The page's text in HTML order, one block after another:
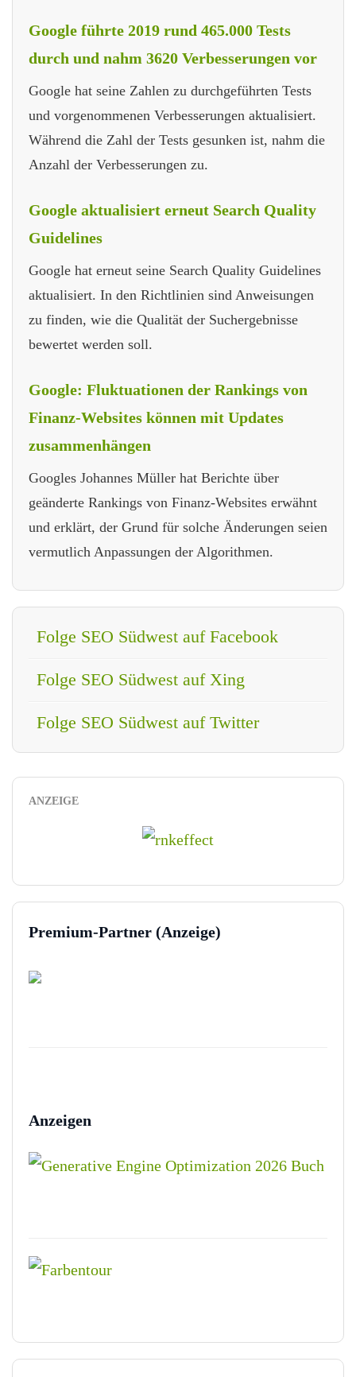
Google führte 2019 rund 465.000 Tests
durch und nahm 3620 Verbesserungen vor
Google hat seine Zahlen zu durchgeführten Tests
und vorgenommenen Verbesserungen aktualisiert.
Während die Zahl der Tests gesunken ist, nahm die
Anzahl der Verbesserungen zu.
Google aktualisiert erneut Search Quality
Guidelines
Google hat erneut seine Search Quality Guidelines
aktualisiert. In den Richtlinien sind Anweisungen
zu finden, wie die Qualität der Suchergebnisse
bewertet werden soll.
Google: Fluktuationen der Rankings von
Finanz-Websites können mit Updates
zusammenhängen
Googles Johannes Müller hat Berichte über
geänderte Rankings von Finanz-Websites erwähnt
und erklärt, der Grund für solche Änderungen seien
vermutlich Anpassungen der Algorithmen.
Folge SEO Südwest auf Facebook
Folge SEO Südwest auf Xing
Folge SEO Südwest auf Twitter
ANZEIGE
Premium-Partner (Anzeige)
Anzeigen